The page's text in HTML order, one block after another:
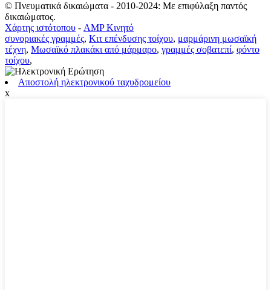
© Πνευματικά δικαιώματα - 2010-2024: Με επιφύλαξη παντός
δικαιώματος.
Χάρτης ιστότοπου - AMP Κινητό
συνοριακές γραμμές, Κιτ επένδυσης τοίχου, μαρμάρινη μωσαϊκή
τέχνη, Μωσαϊκό πλακάκι από μάρμαρο, γραμμές σοβατεπί, φόντο
τοίχου,
Αποστολή ηλεκτρονικού ταχυδρομείου
x